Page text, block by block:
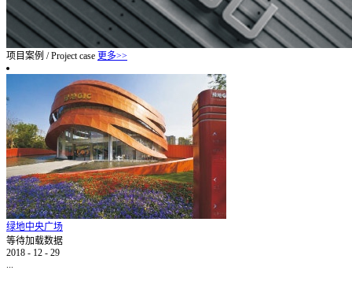
项目案例 / Project case 更多>>
绿地中央广场
等待加载数据
2018 - 12 - 29
...